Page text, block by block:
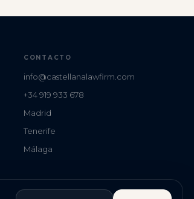
CONTACTO
info@castellanalawfirm.com
+34 919 933 678
Madrid
Tenerife
Málaga